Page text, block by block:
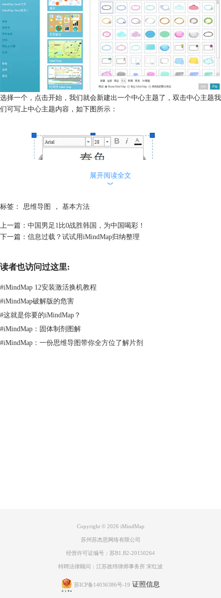
选择一个，点击开始，我们就会新建出一个中心主题了，双击中心主题我
们可写上中心主题内容，如下图所示：
题中我们可以看到两个同心圆，鼠标点击红色的圆可以添加分支触手，点
击黄色的圆可以添加分支框。添加分支的快捷方式是“enter”键。
就像大树一样，光有枝桠是不行的，还要有绿叶来装饰。对于思维导图来
说就是需要有“关键词”来装饰丰富分支。添加关键词的方法很简单，只需
选中需要添加关键词的分支然后鼠标双击就会弹出添加文字的窗口，如下
展开阅读全文
︾
标签： 思维导图 ， 基本方法
上一篇： 中国男足1比0战胜韩国，为中国喝彩！
下一篇： 信息过载？试试用iMindMap归纳整理
读者也访问过这里:
#iMindMap 12安装激活换机教程
#iMindMap破解版的危害
#这就是你要的iMindMap？
#iMindMap：固体制剂图解
#iMindMap：一份思维导图带你全方位了解片剂
Copyright © 2026 iMindMap
苏州苏杰思网络有限公司
经营许可证编号：苏B1.B2-20150264
特聘法律顾问：江苏政纬律师事务所 宋红波
苏ICP备14036386号-19 证照信息